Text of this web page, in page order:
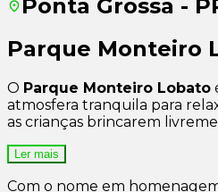
Ponta Grossa -
Parque Monteiro
O Parque Monteiro Lobato
atmosfera tranquila para
as crianças brincarem
Ler mais
Com o nome em